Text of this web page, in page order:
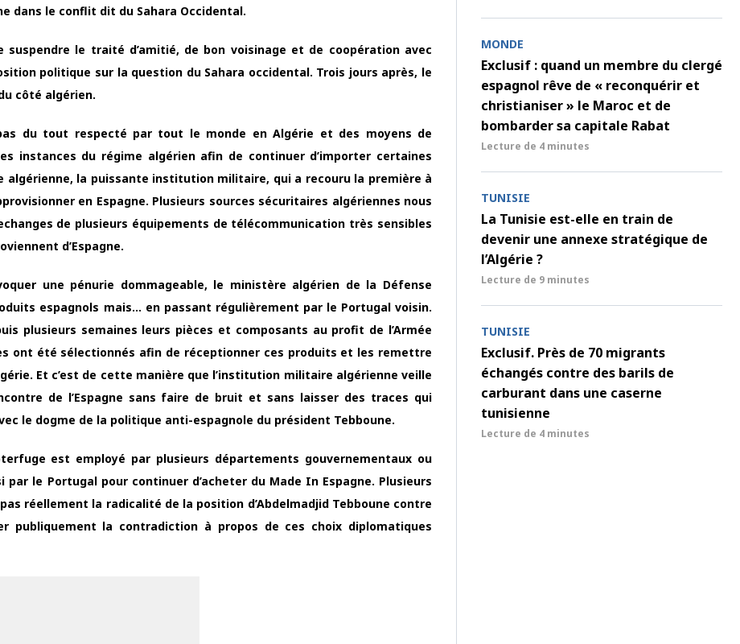
dans le conflit dit du Sahara Occidental.
suspendre le traité d’amitié, de bon voisinage et de coopération avec
politique sur la question du Sahara occidental. Trois jours après, le
côté algérien.
du tout respecté par tout le monde en Algérie et des moyens de
instances du régime algérien afin de continuer d’importer certaines
algérienne, la puissante institution militaire, qui a recouru la première à
en Espagne. Plusieurs sources sécuritaires algériennes nous
de plusieurs équipements de télécommunication très sensibles
d’Espagne.
une pénurie dommageable, le ministère algérien de la Défense
espagnols mais… en passant régulièrement par le Portugal voisin.
plusieurs semaines leurs pièces et composants au profit de l’Armée
ont été sélectionnés afin de réceptionner ces produits et les remettre
Et c’est de cette manière que l’institution militaire algérienne veille
de l’Espagne sans faire de bruit et sans laisser des traces qui
le dogme de la politique anti-espagnole du président Tebboune.
est employé par plusieurs départements gouvernementaux ou
le Portugal pour continuer d’acheter du Made In Espagne. Plusieurs
réellement la radicalité de la position d’Abdelmadjid Tebboune contre
publiquement la contradiction à propos de ces choix diplomatiques
MONDE
Exclusif : quand un membre du clergé
espagnol rêve de « reconquérir et
christianiser » le Maroc et de
bombarder sa capitale Rabat
Lecture de 4 minutes
TUNISIE
La Tunisie est-elle en train de
devenir une annexe stratégique de
l’Algérie ?
Lecture de 9 minutes
TUNISIE
Exclusif. Près de 70 migrants
échangés contre des barils de
carburant dans une caserne
tunisienne
Lecture de 4 minutes